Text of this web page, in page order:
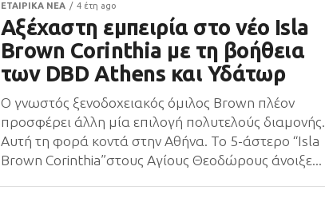
ΕΤΑΙΡΙΚΑ ΝΕΑ 4 έτη ago
Αξέχαστη εμπειρία στο νέο Isla
Brown Corinthia με τη βοήθεια
των DBD Athens και Υδάτωρ
Ο γνωστός ξενοδοχειακός όμιλος Brown πλέον
προσφέρει άλλη μία επιλογή πολυτελούς διαμονής.
Αυτή τη φορά κοντά στην Αθήνα. Το 5-άστερο “Isla
Brown Corinthia”στους Αγίους Θεοδώρους άνοιξε...